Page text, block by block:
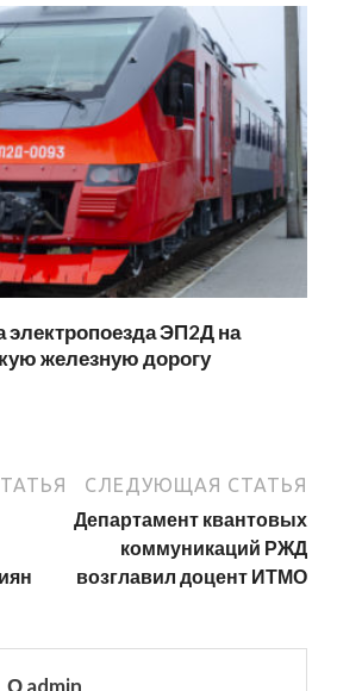
электропоезда ЭП2Д на
железную дорогу
СЛЕДУЮЩАЯ СТАТЬЯ
Департамент квантовых
коммуникаций РЖД
возглавил доцент ИТМО
О admin